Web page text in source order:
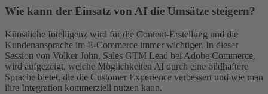
Wie kann der Einsatz von AI die Umsätze steigern?
Künstliche Intelligenz wird für die Content-Erstellung und die
Kundenansprache im E-Commerce immer wichtiger. In dieser
Session von Volker John, Sales GTM Lead bei Adobe Commerce,
wird aufgezeigt, welche Möglichkeiten AI durch eine bildhaftere
Sprache bietet, die die Customer Experience verbessert und wie man
ihre Integration kommerziell nutzen kann.